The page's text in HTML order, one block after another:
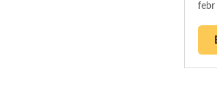
febr